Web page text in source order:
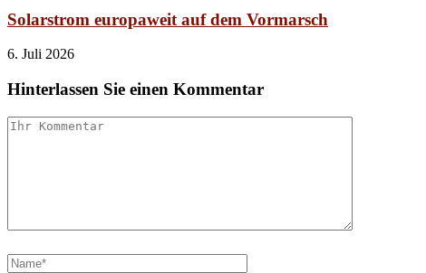
Solarstrom europaweit auf dem Vormarsch
6. Juli 2026
Hinterlassen Sie einen Kommentar